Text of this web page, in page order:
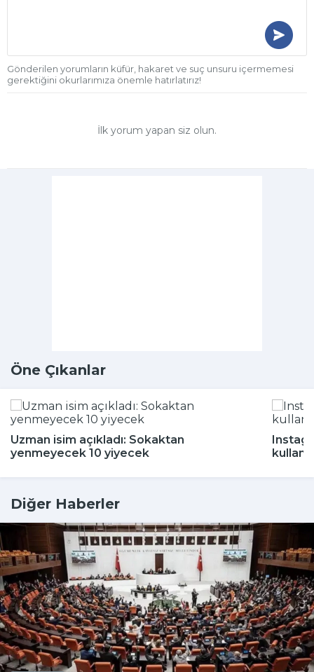
Gönderilen yorumların küfür, hakaret ve suç unsuru içermemesi
gerektiğini okurlarımıza önemle hatırlatırız!
İlk yorum yapan siz olun.
Öne Çıkanlar
Uzman isim açıkladı: Sokaktan
yenmeyecek 10 yiyecek
Diğer Haberler